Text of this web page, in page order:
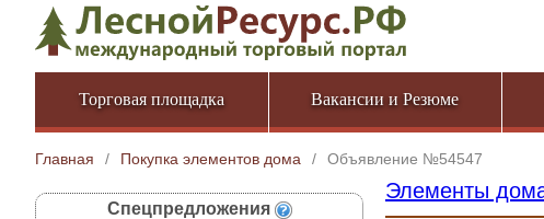
Торговая площадка Вакансии и Резюме
Главная / Покупка элементов дома / Объявление №54547
Спецпредложения
Элементы